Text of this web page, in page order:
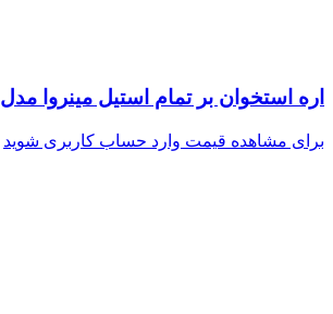
اره استخوان بر تمام استیل مینروا مدل AE-155
برای مشاهده قیمت وارد حساب کاربری شوید